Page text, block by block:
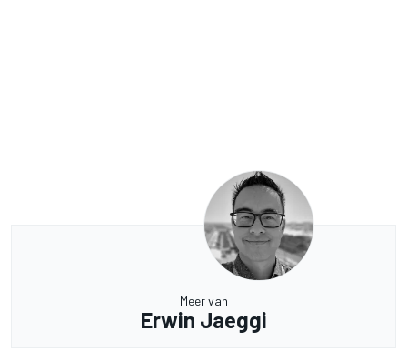
Meer van
Erwin Jaeggi